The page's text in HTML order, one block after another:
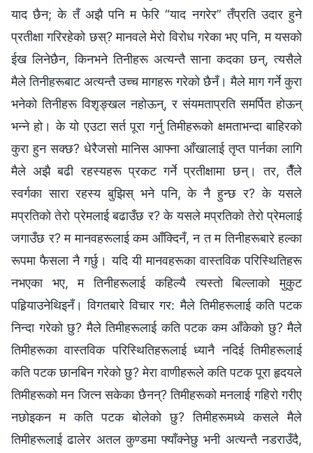
याद छैन; के तँ अझै पनि म फेरि “याद नगरेर” तँप्रति उदार हुने
प्रतीक्षा गरिरहेको छस्? मानवले मेरो विरोध गरेका भए पनि, म यसको
ईख लिनेछैन, किनभने तिनीहरू अत्यन्तै साना कदका छन्, त्यसैले
मैले तिनीहरूबाट अत्यन्तै उच्‍च मागहरू गरेको छैनँ। मैले माग गर्ने कुरा
भनेको तिनीहरू विशृङ्खल नहोऊन्, र संयमताप्रति समर्पित होऊन्
भन्‍ने हो। के यो एउटा सर्त पूरा गर्नु तिमीहरूको क्षमताभन्दा बाहिरको
कुरा हुन सक्छ? धेरैजसो मानिस आफ्ना आँखालाई तृप्त पार्नका लागि
मैले अझै बढी रहस्यहरू प्रकट गर्ने प्रतीक्षामा छन्। तर, तैँले
स्वर्गका सारा रहस्य बुझिस् भने पनि, के नै हुन्छ र? के यसले
मप्रतिको तेरो प्रेमलाई बढाउँछ र? के यसले मप्रतिको तेरो प्रेमलाई
जगाउँछ र? म मानवहरूलाई कम आँक्दिनँ, न त म तिनीहरूबारे हल्का
रूपमा फैसला नै गर्छु। यदि यी मानवहरूका वास्तविक परिस्‍थितिहरू
नभएका भए, म तिनीहरूलाई कहिल्यै त्यस्तो बिल्लाको मुकुट
पहिर्‍याउनेथिइनँ। विगतबारे विचार गर: मैले तिमीहरूलाई कति पटक
निन्दा गरेको छु? मैले तिमीहरूलाई कति पटक कम आँकेको छु? मैले
तिमीहरूका वास्तविक परिस्‍थितिहरूलाई ध्यानै नदिई तिमीहरूलाई
कति पटक छानबिन गरेको छु? मेरा वाणीहरूले कति पटक पूरा हृदयले
तिमीहरूको मन जित्‍न सकेका छैनन्? तिमीहरूको मनलाई गहिरो गरीए
नछोइकन म कति पटक बोलेको छु? तिमीहरूमध्ये कसले मैले
तिमीहरूलाई ढालेर अतल कुण्‍डमा फ्याँक्‍नेछु भनी अत्यन्तै नडराउँदै,